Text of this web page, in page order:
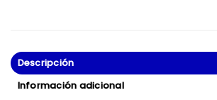
Descripción
Información adicional